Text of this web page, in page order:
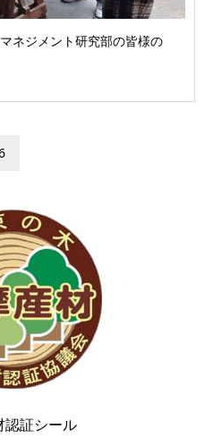
ネジメント研究部の皆様の
認証シール